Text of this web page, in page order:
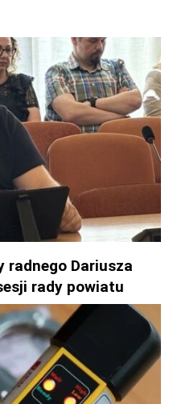
radnego Dariusza
rady powiatu